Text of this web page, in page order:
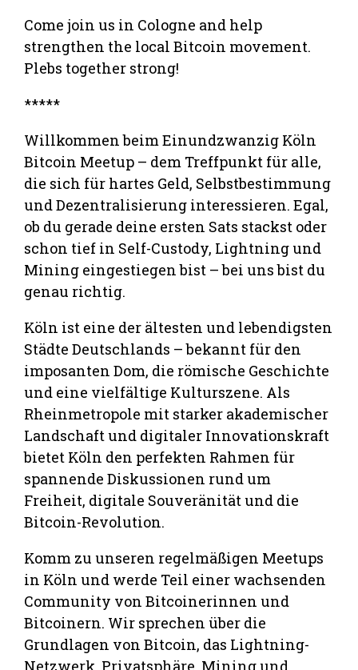
Come join us in Cologne and help
strengthen the local Bitcoin movement.
Plebs together strong!
*****
Willkommen beim Einundzwanzig Köln
Bitcoin Meetup – dem Treffpunkt für alle,
die sich für hartes Geld, Selbstbestimmung
und Dezentralisierung interessieren. Egal,
ob du gerade deine ersten Sats stackst oder
schon tief in Self-Custody, Lightning und
Mining eingestiegen bist – bei uns bist du
genau richtig.
Köln ist eine der ältesten und lebendigsten
Städte Deutschlands – bekannt für den
imposanten Dom, die römische Geschichte
und eine vielfältige Kulturszene. Als
Rheinmetropole mit starker akademischer
Landschaft und digitaler Innovationskraft
bietet Köln den perfekten Rahmen für
spannende Diskussionen rund um
Freiheit, digitale Souveränität und die
Bitcoin-Revolution.
Komm zu unseren regelmäßigen Meetups
in Köln und werde Teil einer wachsenden
Community von Bitcoinerinnen und
Bitcoinern. Wir sprechen über die
Grundlagen von Bitcoin, das Lightning-
Netzwerk, Privatsphäre, Mining und